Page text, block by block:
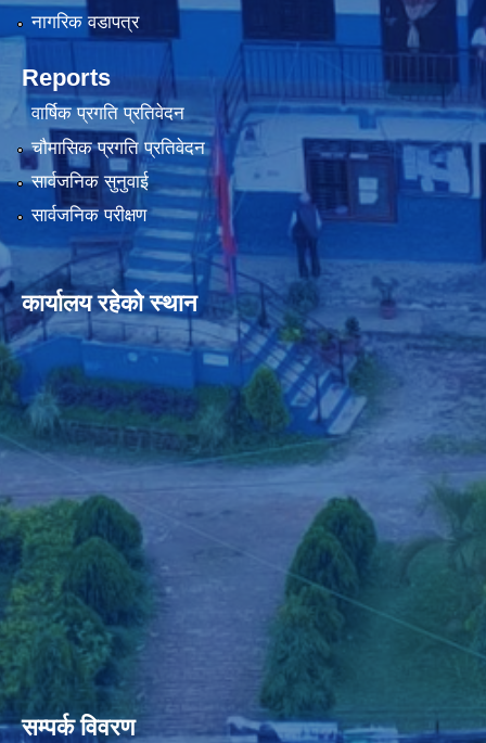
नागरिक वडापत्र
Reports
वार्षिक प्रगति प्रतिवेदन
चौमासिक प्रगति प्रतिवेदन
सार्वजनिक सुनुवाई
सार्वजनिक परीक्षण
कार्यालय रहेको स्थान
सम्पर्क विवरण